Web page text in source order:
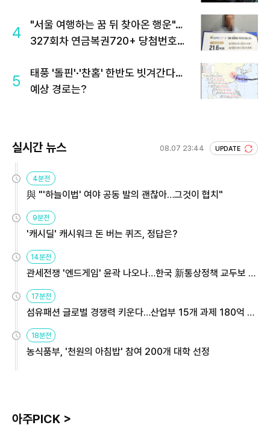
4
"서울 여행하는 꿈 뒤 찾아온 행운"…
327회차 연금복권720+ 당첨번호조
5
태풍 '돌핀'·'찬홈' 한반도 빗겨간다…
예상 경로는?
실시간 뉴스 08.07 23:44 UPDATE
4분전
與 "'하늘이법' 여야 공동 발의 괜찮아…그것이 협치"
9분전
'캐시딜' 캐시워크 돈 버는 퀴즈, 정답은?
14분전
관세전쟁 '엔드게임' 윤곽 나오나…한국 新통상정책 교두보 활
용해야
17분전
섬유패션 글로벌 경쟁력 키운다…산업부 15개 과제 180억 지
원
18분전
농식품부, '천원의 아침밥' 참여 200개 대학 선정
아주PICK >